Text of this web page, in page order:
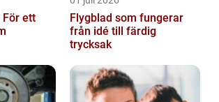
ett
Flygblad som fungerar
från idé till färdig
trycksak